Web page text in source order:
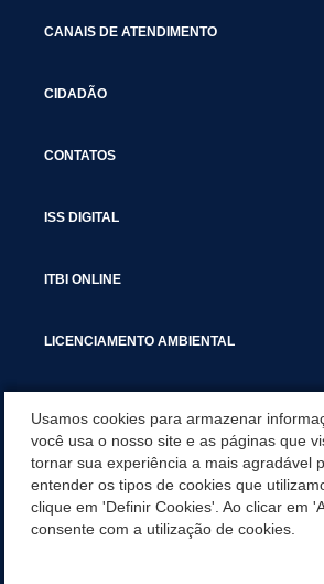
CANAIS DE ATENDIMENTO
CIDADÃO
CONTATOS
ISS DIGITAL
ITBI ONLINE
LICENCIAMENTO AMBIENTAL
SERVIÇOS
SERVIÇOS DO DEPARTAMENTO DE
Usamos cookies para armazenar
você usa o nosso site e as páginas que
tornar sua experiência a mais agradável
entender os tipos de cookies que
clique em 'Definir Cookies'. Ao clicar em
consente com a utilização de cookies.